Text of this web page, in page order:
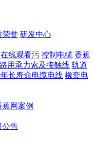
荣誉 研发中心
线观看污 控制电缆 香蕉
用承力索及接触线 轨道
年长寿命电缆电线 橡套电
蕉网案例
公告